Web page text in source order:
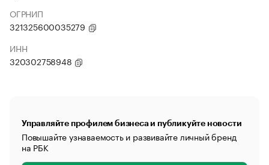
ОГРНИП
321325600035279
ИНН
320302758948
Управляйте профилем бизнеса и публикуйте новости
Повышайте узнаваемость и развивайте личный бренд
на РБК